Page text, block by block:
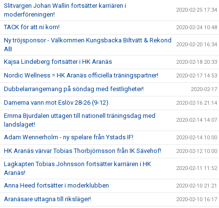
Slitvargen Johan Wallin fortsätter karriären i
moderföreningen!
2020-02-25 17:34
TACK för att ni kom! 2020-02-24 10:48
Ny tröjsponsor - Välkommen Kungsbacka Biltvätt & Rekond
AB
2020-02-20 16:34
Kajsa Lindeberg fortsätter i HK Aranäs 2020-02-18 20:33
Nordic Wellness = HK Aranäs officiella träningspartner! 2020-02-17 14:53
Dubbelarrangemang på söndag med festligheter! 2020-02-17
Damerna vann mot Eslöv 28-26 (9-12) 2020-02-16 21:14
Emma Bjurdalen uttagen till nationell träningsdag med
landslaget!
2020-02-14 14:07
Adam Wennerholm - ny spelare från Ystads IF! 2020-02-14 10:00
HK Aranäs värvar Tobias Thorbjörnsson från IK Sävehof! 2020-02-12 10:00
Lagkapten Tobias Johnsson fortsätter karriären i HK
Aranäs!
2020-02-11 11:52
Anna Heed fortsätter i moderklubben 2020-02-10 21:21
Aranäsare uttagna till riksläger! 2020-02-10 16:17